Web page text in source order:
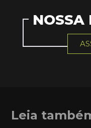
NOSSA
Leia